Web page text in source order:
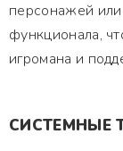
персонажей
функционала,
игромана и
СИСТЕМНЫЕ